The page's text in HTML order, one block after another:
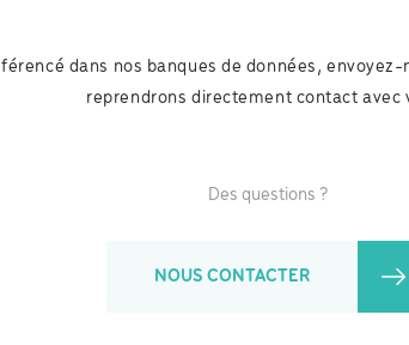
dans nos banques de données,
reprendrons directement contact avec
Des questions ?
NOUS CONTACTER